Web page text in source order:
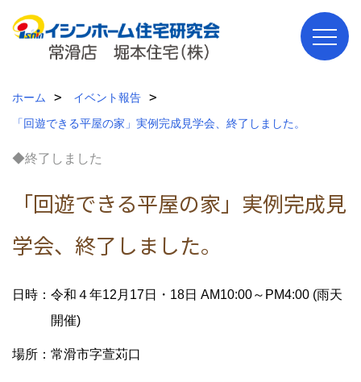
ホーム
イベント報告
「回遊できる平屋の家」実例完成見学会、終了しました。
◆終了しました
「回遊できる平屋の家」実例完成見
学会、終了しました。
日時：令和４年12月17日・18日 AM10:00～PM4:00 (雨天
開催)
場所：常滑市字萱苅口